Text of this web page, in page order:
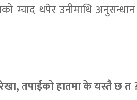
म्याद थपेर उनीमाथि
तपाईको हातमा के यस्तै छ त